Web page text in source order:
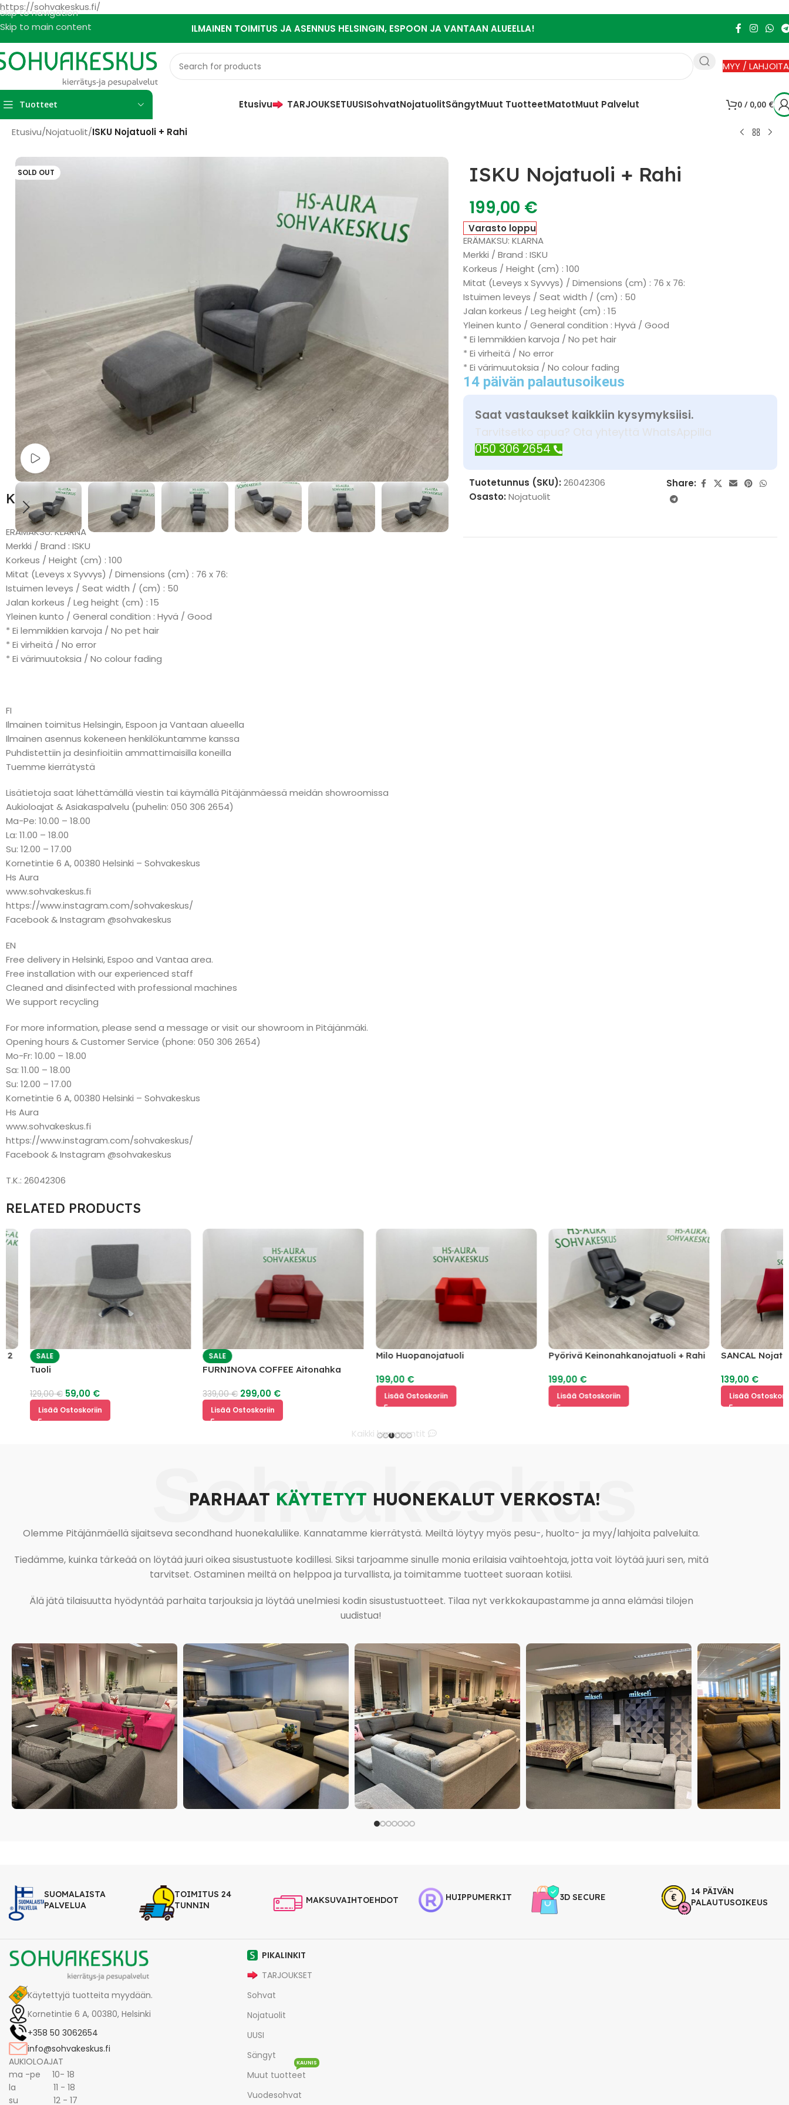
https://sohvakeskus.fi/
Skip to navigation
Skip to main content
ILMAINEN TOIMITUS JA ASENNUS HELSINGIN, ESPOON JA VANTAAN ALUEELLA!
MYY / LAHJOITA
Tuotteet Etusivu TARJOUKSETUUSISohvatNojatuolitSängytMuut TuotteetMatotMuut Palvelut 0 / 0,00 €
Etusivu/Nojatuolit/ISKU Nojatuoli + Rahi
SOLD OUT
Watch video
ISKU Nojatuoli + Rahi
199,00 €
Varasto loppu
ERÄMAKSU: KLARNA
Merkki / Brand : ISKU
Korkeus / Height (cm) : 100
Mitat (Leveys x Syvvys) / Dimensions (cm) : 76 x 76:
Istuimen leveys / Seat width / (cm) : 50
Jalan korkeus / Leg height (cm) : 15
Yleinen kunto / General condition : Hyvä / Good
* Ei lemmikkien karvoja / No pet hair
* Ei virheitä / No error
* Ei värimuutoksia / No colour fading
14 päivän palautusoikeus
Saat vastaukset kaikkiin kysymyksiisi.
Tarvitsetko apua? Ota yhteyttä WhatsAppilla
050 306 2654
Tuotetunnus (SKU):26042306
Osasto: Nojatuolit
Share:
Kuvaus
ERÄMAKSU: KLARNA
Merkki / Brand : ISKU
Korkeus / Height (cm) : 100
Mitat (Leveys x Syvvys) / Dimensions (cm) : 76 x 76:
Istuimen leveys / Seat width / (cm) : 50
Jalan korkeus / Leg height (cm) : 15
Yleinen kunto / General condition : Hyvä / Good
* Ei lemmikkien karvoja / No pet hair
* Ei virheitä / No error
* Ei värimuutoksia / No colour fading
FI
Ilmainen toimitus Helsingin, Espoon ja Vantaan alueella
Ilmainen asennus kokeneen henkilökuntamme kanssa
Puhdistettiin ja desinfioitiin ammattimaisilla koneilla
Tuemme kierrätystä
Lisätietoja saat lähettämällä viestin tai käymällä Pitäjänmäessä meidän showroomissa
Aukioloajat & Asiakaspalvelu (puhelin: 050 306 2654)
Ma-Pe: 10.00 – 18.00
La: 11.00 – 18.00
Su: 12.00 – 17.00
Kornetintie 6 A, 00380 Helsinki – Sohvakeskus
Hs Aura
www.sohvakeskus.fi
https://www.instagram.com/sohvakeskus/
Facebook & Instagram @sohvakeskus
EN
Free delivery in Helsinki, Espoo and Vantaa area.
Free installation with our experienced staff
Cleaned and disinfected with professional machines
We support recycling
For more information, please send a message or visit our showroom in Pitäjänmäki.
Opening hours & Customer Service (phone: 050 306 2654)
Mo-Fr: 10.00 – 18.00
Sa: 11.00 – 18.00
Su: 12.00 – 17.00
Kornetintie 6 A, 00380 Helsinki – Sohvakeskus
Hs Aura
www.sohvakeskus.fi
https://www.instagram.com/sohvakeskus/
Facebook & Instagram @sohvakeskus
T.K.: 26042306
RELATED PRODUCTS
SALE
Tuoli
129,00€ 59,00€
Lisää Ostoskoriin
SALE
FURNINOVA COFFEE Aitonahka
339,00€ 299,00€
Lisää Ostoskoriin
Milo Huopanojatuoli
199,00€
Lisää Ostoskoriin
Pyörivä Keinonahkanojatuoli + Rahi
199,00€
Lisää Ostoskoriin
SANCAL Nojatuoli
139,00€
Lisää Ostoskoriin
Kaikki kommentit
Sohvakeskus
PARHAAT KÄYTETYT HUONEKALUT VERKOSTA!
Olemme Pitäjänmäellä sijaitseva secondhand huonekaluliike. Kannatamme kierrätystä. Meiltä löytyy myös pesu-, huolto- ja myy/lahjoita palveluita.
Tiedämme, kuinka tärkeää on löytää juuri oikea sisustustuote kodillesi. Siksi tarjoamme sinulle monia erilaisia vaihtoehtoja, jotta voit löytää juuri sen, mitä
tarvitset. Ostaminen meiltä on helppoa ja turvallista, ja toimitamme tuotteet suoraan kotiisi.
Älä jätä tilaisuutta hyödyntää parhaita tarjouksia ja löytää unelmiesi kodin sisustustuotteet. Tilaa nyt verkkokaupastamme ja anna elämäsi tilojen
uudistua!
SUOMALAISTA
PALVELUA
TOIMITUS 24
TUNNIN
MAKSUVAIHTOEHDOT HUIPPUMERKIT 3D SECURE
14 PÄIVÄN
PALAUTUSOIKEUS
Käytettyjä tuotteita myydään.
Kornetintie 6 A, 00380, Helsinki
+358 50 3062654
info@sohvakeskus.fi
AUKIOLOAJAT
ma -pe 10- 18
la 11 - 18
su 12 - 17
PIKALINKIT
TARJOUKSET
Sohvat
Nojatuolit
UUSI
Sängyt
Muut tuotteet
KAUNIS
Vuodesohvat